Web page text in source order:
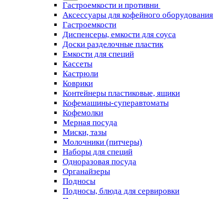
Гастроемкости и противни
Аксессуары для кофейного оборудования
Гастроемкости
Диспенсеры, емкости для соуса
Доски разделочные пластик
Емкости для специй
Кассеты
Кастрюли
Коврики
Контейнеры пластиковые, ящики
Кофемашины-суперавтоматы
Кофемолки
Мерная посуда
Миски, тазы
Молочники (питчеры)
Наборы для специй
Одноразовая посуда
Органайзеры
Подносы
Подносы, блюда для сервировки